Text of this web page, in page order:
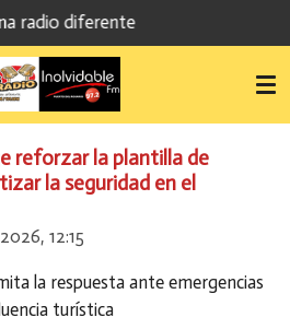
radio diferente
reforzar la plantilla de
la seguridad en el
12:15
la respuesta ante emergencias
turística